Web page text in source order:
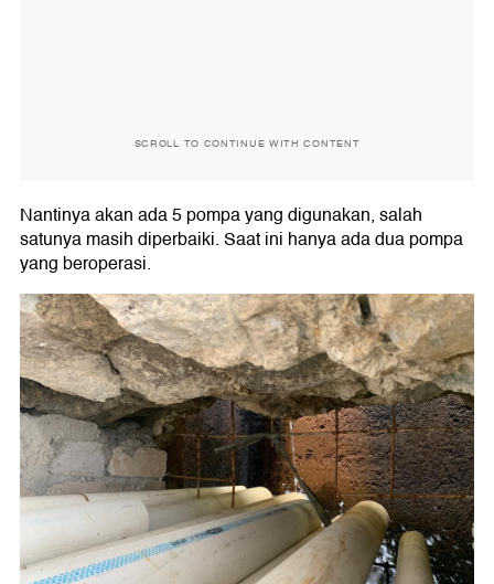
SCROLL TO CONTINUE WITH CONTENT
Nantinya akan ada 5 pompa yang digunakan, salah
satunya masih diperbaiki. Saat ini hanya ada dua pompa
yang beroperasi.